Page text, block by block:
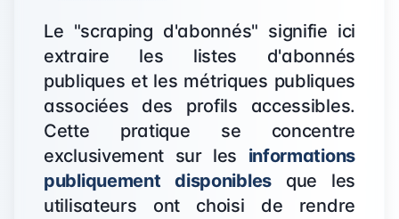
Le "scraping d'abonnés" signifie ici
extraire les listes d'abonnés
publiques et les métriques publiques
associées des profils accessibles.
Cette pratique se concentre
exclusivement sur les informations
publiquement disponibles que les
utilisateurs ont choisi de rendre